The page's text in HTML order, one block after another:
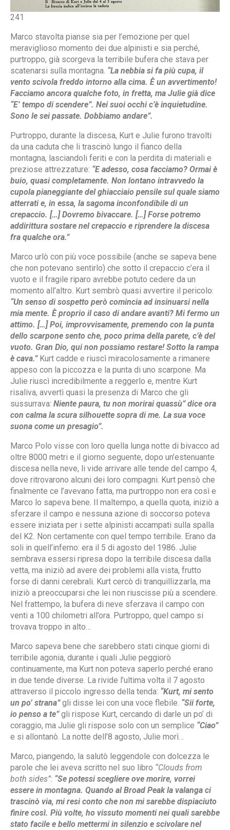
241
Marco stavolta pianse sia per l’emozione per quel
meraviglioso momento dei due alpinisti e sia perché,
purtroppo, già scorgeva la terribile bufera che stava per
scatenarsi sulla montagna. “La nebbia si fa più cupa, il
vento scivola freddo intorno alla cima. È un avvertimento!
Facciamo ancora qualche foto, in fretta, ma Julie già dice
“E’ tempo di scendere”. Nei suoi occhi c’è inquietudine.
Sono le sei passate. Dobbiamo andare”.
Purtroppo, durante la discesa, Kurt e Julie furono travolti
da una caduta che li trascinò lungo il fianco della
montagna, lasciandoli feriti e con la perdita di materiali e
preziose attrezzature: “E adesso, cosa facciamo? Ormai è
buio, quasi completamente. Non lontano intravvedo la
cupola pianeggiante del ghiacciaio pensile sul quale siamo
atterrati e, in essa, la sagoma inconfondibile di un
crepaccio. […] Dovremo bivaccare. […] Forse potremo
addirittura sostare nel crepaccio e riprendere la discesa
fra qualche ora.”
Marco urlò con più voce possibile (anche se sapeva bene
che non potevano sentirlo) che sotto il crepaccio c’era il
vuoto e il fragile riparo avrebbe potuto cedere da un
momento all’altro. Kurt sembrò quasi avvertire il pericolo:
“Un senso di sospetto però comincia ad insinuarsi nella
mia mente. È proprio il caso di andare avanti? Mi fermo un
attimo. […] Poi, improvvisamente, premendo con la punta
dello scarpone sento che, poco prima della parete, c’è del
vuoto. Gran Dio, qui non possiamo restare! Sotto la rampa
è cava.” Kurt cadde e riuscì miracolosamente a rimanere
appeso con la piccozza e la punta di uno scarpone. Ma
Julie riuscì incredibilmente a reggerlo e, mentre Kurt
risaliva, avvertì quasi la presenza di Marco che gli
sussurrava: Niente paura, tu non morirai quassù” dice ora
con calma la scura silhouette sopra di me. La sua voce
suona come un presagio”.
Marco Polo visse con loro quella lunga notte di bivacco ad
oltre 8000 metri e il giorno seguente, dopo un’estenuante
discesa nella neve, li vide arrivare alle tende del campo 4,
dove ritrovarono alcuni dei loro compagni. Kurt pensò che
finalmente ce l’avevano fatta, ma purtroppo non era così e
Marco lo sapeva bene. Il maltempo, a quella quota, iniziò a
sferzare il campo e nessuna azione di soccorso poteva
essere iniziata per i sette alpinisti accampati sulla spalla
del K2. Non certamente con quel tempo terribile. Erano da
soli in quell’inferno: era il 5 di agosto del 1986. Julie
sembrava essersi ripresa dopo la terribile discesa dalla
vetta, ma iniziò ad avere dei problemi alla vista, frutto
forse di danni cerebrali. Kurt cercò di tranquillizzarla, ma
iniziò a preoccuparsi che lei non riuscisse più a scendere.
Nel frattempo, la bufera di neve sferzava il campo con
venti a 100 chilometri all’ora. Purtroppo, quel campo si
trovava troppo in alto…
Marco sapeva bene che sarebbero stati cinque giorni di
terribile agonia, durante i quali Julie peggiorò
continuamente, ma Kurt non poteva saperlo perché erano
in due tende diverse. La rivide l’ultima volta il 7 agosto
attraverso il piccolo ingresso della tenda: “Kurt, mi sento
un po’ strana”gli disse lei con una voce flebile. “Sii forte,
io penso a te”gli rispose Kurt, cercando di darle un po’ di
coraggio, ma Julie gli rispose solo con un semplice “Ciao”
e si allontanò. La notte dell’8 agosto, Julie morì…
Marco, piangendo, la salutò leggendole con dolcezza le
parole che lei aveva scritto nel suo libro “Clouds from
both sides”: “Se potessi scegliere ove morire, vorrei
essere in montagna. Quando al Broad Peak la valanga ci
trascinò via, mi resi conto che non mi sarebbe dispiaciuto
finire così. Più volte, ho vissuto momenti nei quali sarebbe
stato facile e bello mettermi in silenzio e scivolare nel